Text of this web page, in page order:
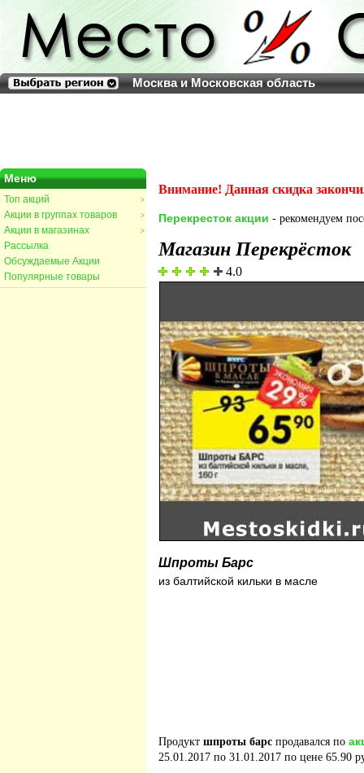
Москва и Московская область
Меню
>
Топ акций
>
Акции в группах товаров
>
Акции в магазинах
Рассылка
Обсуждаемые Акции
Популярные товары
Внимание! Данная скидка
Перекресток акции - рекомендуем
Магазин Перекрёсток
4.0
Шпроты Барс
из балтийской кильки в масле
Продукт шпроты барс продавался по
25.01.2017 по 31.01.2017 по цене 65.90